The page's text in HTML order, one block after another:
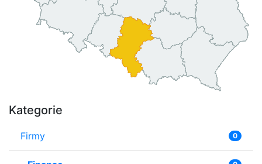
Kategorie
Firmy 0